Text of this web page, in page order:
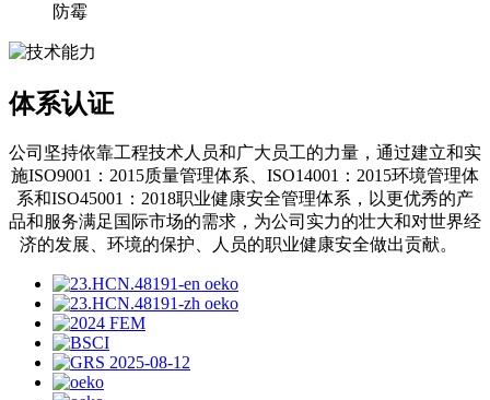
防霉
体系认证
公司坚持依靠工程技术人员和广大员工的力量，通过建立和实
施ISO9001：2015质量管理体系、ISO14001：2015环境管理体
系和ISO45001：2018职业健康安全管理体系，以更优秀的产
品和服务满足国际市场的需求，为公司实力的壮大和对世界经
济的发展、环境的保护、人员的职业健康安全做出贡献。